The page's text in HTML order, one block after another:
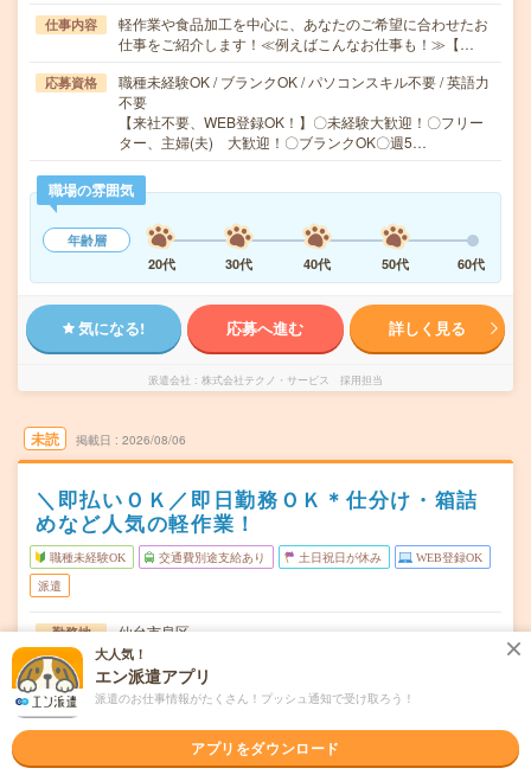
仕事内容
軽作業や食品加工を中心に、あなたのご希望に合わせたお
仕事をご紹介します！≪例えばこんなお仕事も！≫【…
応募資格
職種未経験OK / ブランクOK / パソコンスキル不要 / 英語力
不要
【来社不要、WEB登録OK！】〇未経験大歓迎！〇フリー
ター、主婦(夫) 大歓迎！〇ブランクOK〇週5…
職場の雰囲気
年齢層
20代
30代 40代 50代 60代
気になる! 応募へ進む 詳しく見る
派遣会社 株式会社テクノ・サービス 採用担当
未読 掲載日 2026/08/06
＼即払いＯＫ／即日勤務ＯＫ＊仕分け・箱詰
めなど人気の軽作業！
職種未経験OK 交通費別途支給あり 土日祝日が休み WEB登録OK
派遣
勤務地
仙台市泉区
泉中央駅から---分／八乙女駅から---分／黒松(宮城県)駅か
ら---分
曜日頻度 週5日のフルタイムのお仕事です。
週5フルタイムがメインです！＜勤務時間の例＞8:00～
17:008:30～17:309:00～18:…
大人気！
エン派遣アプリ
派遣のお仕事情報がたくさん！プッシュ通知で受け取ろう！
アプリをダウンロード